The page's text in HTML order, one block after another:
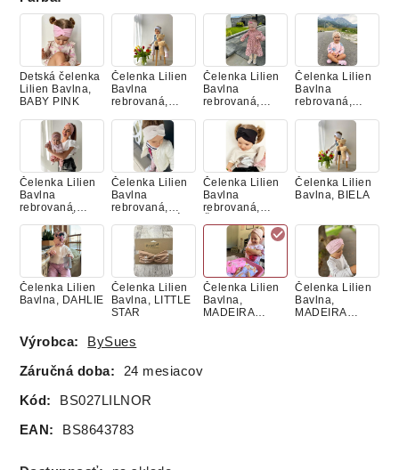
Detská čelenka
Lilien Bavlna,
BABY PINK
Čelenka Lilien
Bavlna
rebrovaná,
Čelenka Lilien
Bavlna
rebrovaná,
Čelenka Lilien
Bavlna
rebrovaná,
Čelenka Lilien
Bavlna
rebrovaná,
Čelenka Lilien
Bavlna
rebrovaná,
Čelenka Lilien
Bavlna
rebrovaná,
Čelenka Lilien
Bavlna, BIELA
Čelenka Lilien
Bavlna, DAHLIE
Čelenka Lilien
Bavlna, LITTLE
STAR
Čelenka Lilien
Bavlna,
MADEIRA
Čelenka Lilien
Bavlna,
MADEIRA
Čelenka Lilien
Bavlna,
Čelenka Lilien
Bavlna,
LABUŤKY
Výrobca: BySues
Záručná doba: 24 mesiacov
Kód: BS027LILNOR
EAN: BS8643783